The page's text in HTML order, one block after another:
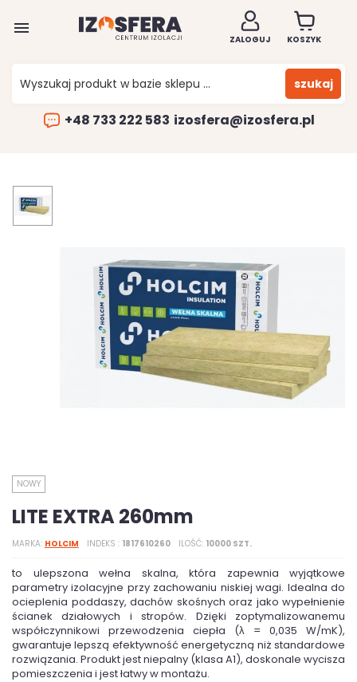

ZALOGUJ KOSZYK
szukaj
+48 733 222 583 izosfera@izosfera.pl
NOWY
LITE EXTRA 260mm
MARKA HOLCIM INDEKS 1817610260 ILOŚĆ 10000 SZT.
to ulepszona wełna skalna, która zapewnia wyjątkowe
parametry izolacyjne przy zachowaniu niskiej wagi. Idealna do
ocieplenia poddaszy, dachów skośnych oraz jako wypełnienie
ścianek działowych i stropów. Dzięki zoptymalizowanemu
współczynnikowi przewodzenia ciepła (λ = 0,035 W/mK),
gwarantuje lepszą efektywność energetyczną niż standardowe
rozwiązania. Produkt jest niepalny (klasa A1), doskonale wycisza
pomieszczenia i jest łatwy w montażu.